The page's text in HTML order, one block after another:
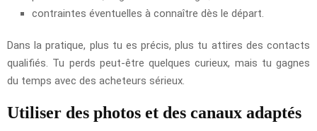
contraintes éventuelles à connaître dès le départ.
Dans la pratique, plus tu es précis, plus tu attires des contacts
qualifiés. Tu perds peut-être quelques curieux, mais tu gagnes
du temps avec des acheteurs sérieux.
Utiliser des photos et des canaux adaptés